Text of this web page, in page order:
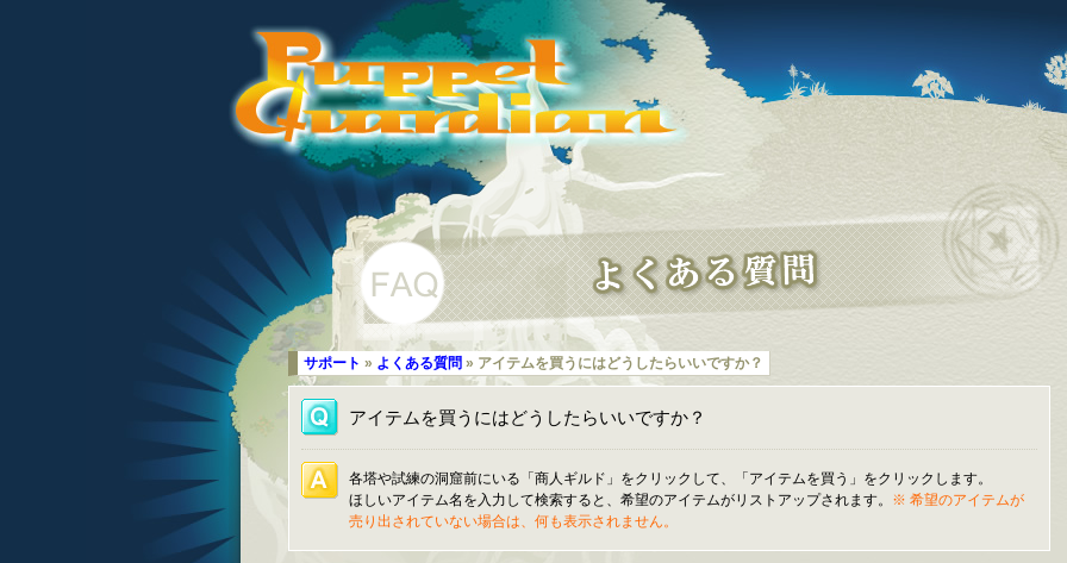
サポート » よくある質問 » アイテムを買うにはどうしたらいいですか？
アイテムを買うにはどうしたらいいですか？
各塔や試練の洞窟前にいる「商人ギルド」をクリックして、「アイテムを買う」をクリックします。
ほしいアイテム名を入力して検索すると、希望のアイテムがリストアップされます。 ※ 希望のアイテムが
売り出されていない場合は、何も表示されません。